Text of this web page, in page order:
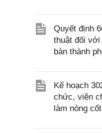
Quyết định
thuật đối với
bàn thành
Kế hoạch
chức, viên
làm nòng